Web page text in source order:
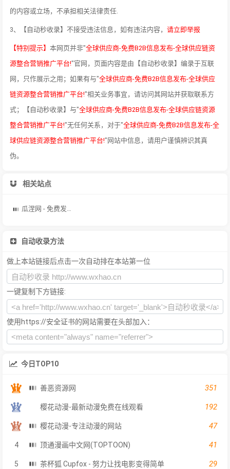
的内容或立场，不承担相关法律责任.
3、【自动秒收录】不接受违法信息，如有违法内容， 请立即举报
【特别提示】 本网页并非"全球供应商-免费B2B信息发布-全球供应链资
源整合营销推广平台!"官网，页面内容是由【自动秒收录】编录于互联
网，只作展示之用；如果有与"全球供应商-免费B2B信息发布-全球供应
链资源整合营销推广平台!"相关业务事宜，请访问其网站并获取联系方
式；【自动秒收录】与"全球供应商-免费B2B信息发布-全球供应链资源
整合营销推广平台!"无任何关系，对于"全球供应商-免费B2B信息发布-全
球供应链资源整合营销推广平台!"网站中信息，请用户谨慎辨识其真
伪。
相关站点
瓜涅网 - 免费发布信息网,b2b电子商务平台,发布供求信息网站
自动收录方法
做上本站链接后点击一次自动排在本站第一位
一键复制下方链接:
使用https://安全证书的网站需要在头部加入：
今日TOP10
善恶资源网 351
樱花动漫-最新动漫免费在线观看 192
樱花动漫-专注动漫的网站 47
4 顶通漫画中文网(TOPTOON) 41
5 茶杯狐 Cupfox - 努力让找电影变得简单 29